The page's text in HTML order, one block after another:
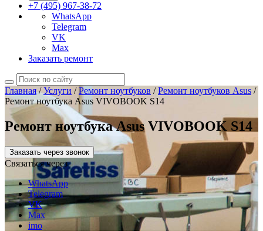
+7 (495) 967-38-72
WhatsApp
Telegram
VK
Max
Заказать ремонт
Главная/Услуги /Ремонт ноутбуков /Ремонт ноутбуков Asus /
Ремонт ноутбука Asus VIVOBOOK S14
Ремонт ноутбука Asus VIVOBOOK S14
Заказать через звонок
Связаться через
WhatsApp
Telegram
VK
Max
imo